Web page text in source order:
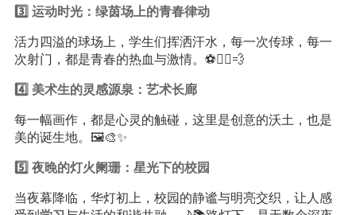
3️⃣ 运动时光：绿茵场上的青春律动
活力四溢的球场上，学生们挥洒汗水，每一次传球，每一
次射门，都是青春的热血与激情。⚽️🏃‍♂️💨
4️⃣ 美术生的灵感源泉：艺术长廊
每一幅画作，都是心灵的触碰，这里是创意的沃土，也是
美的诞生地。🖼️🎨✨
5️⃣ 夜晚的灯火阑珊：星光下的校园
当夜幕降临，华灯初上，校园的静谧与明亮交织，让人感